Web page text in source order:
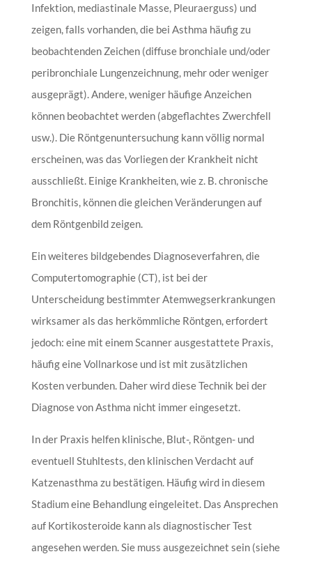
Infektion, mediastinale Masse, Pleuraerguss) und
zeigen, falls vorhanden, die bei Asthma häufig zu
beobachtenden Zeichen (diffuse bronchiale und/oder
peribronchiale Lungenzeichnung, mehr oder weniger
ausgeprägt). Andere, weniger häufige Anzeichen
können beobachtet werden (abgeflachtes Zwerchfell
usw.). Die Röntgenuntersuchung kann völlig normal
erscheinen, was das Vorliegen der Krankheit nicht
ausschließt. Einige Krankheiten, wie z. B. chronische
Bronchitis, können die gleichen Veränderungen auf
dem Röntgenbild zeigen.
Ein weiteres bildgebendes Diagnoseverfahren, die
Computertomographie (CT), ist bei der
Unterscheidung bestimmter Atemwegserkrankungen
wirksamer als das herkömmliche Röntgen, erfordert
jedoch: eine mit einem Scanner ausgestattete Praxis,
häufig eine Vollnarkose und ist mit zusätzlichen
Kosten verbunden. Daher wird diese Technik bei der
Diagnose von Asthma nicht immer eingesetzt.
In der Praxis helfen klinische, Blut-, Röntgen- und
eventuell Stuhltests, den klinischen Verdacht auf
Katzenasthma zu bestätigen. Häufig wird in diesem
Stadium eine Behandlung eingeleitet. Das Ansprechen
auf Kortikosteroide kann als diagnostischer Test
angesehen werden. Sie muss ausgezeichnet sein (siehe